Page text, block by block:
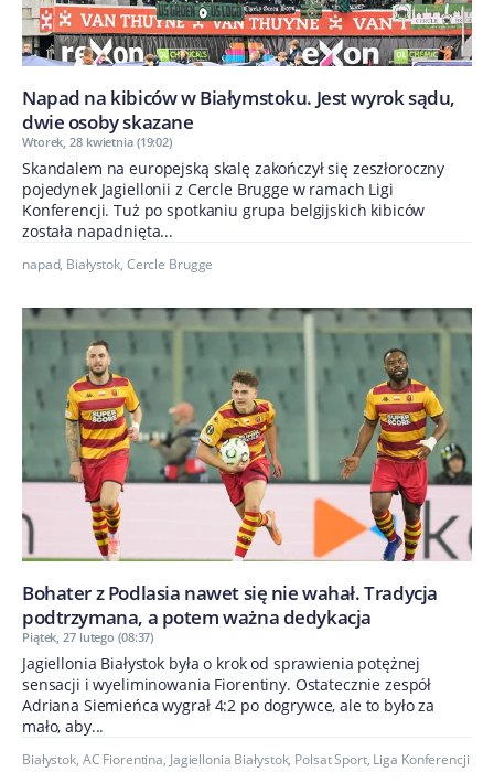
Napad na kibiców w Białymstoku. Jest wyrok sądu,
dwie osoby skazane
Wtorek, 28 kwietnia (19:02)
Skandalem na europejską skalę zakończył się zeszłoroczny
pojedynek Jagiellonii z Cercle Brugge w ramach Ligi
Konferencji. Tuż po spotkaniu grupa belgijskich kibiców
została napadnięta...
napad, Białystok, Cercle Brugge
Bohater z Podlasia nawet się nie wahał. Tradycja
podtrzymana, a potem ważna dedykacja
Piątek, 27 lutego (08:37)
Jagiellonia Białystok była o krok od sprawienia potężnej
sensacji i wyeliminowania Fiorentiny. Ostatecznie zespół
Adriana Siemieńca wygrał 4:2 po dogrywce, ale to było za
mało, aby...
Białystok, AC Fiorentina, Jagiellonia Białystok, Polsat Sport, Liga Konferencji